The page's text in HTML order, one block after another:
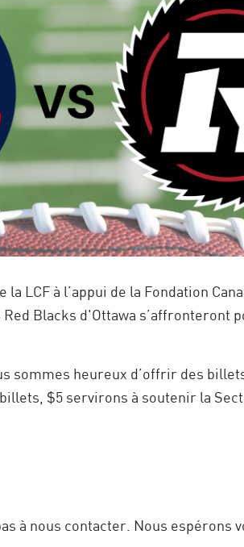
LCF à l’appui de la Fondation
Blacks d'Ottawa s’affronteront
sommes heureux d’offrir des
$5 servirons à soutenir la
à nous contacter. Nous espérons